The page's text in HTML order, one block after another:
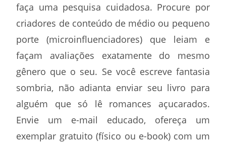
faça uma pesquisa cuidadosa. Procure por
criadores de conteúdo de médio ou pequeno
porte (microinfluenciadores) que leiam e
façam avaliações exatamente do mesmo
gênero que o seu. Se você escreve fantasia
sombria, não adianta enviar seu livro para
alguém que só lê romances açucarados.
Envie um e-mail educado, ofereça um
exemplar gratuito (físico ou e-book) com um